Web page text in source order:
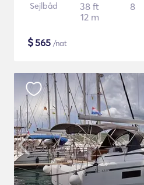
Sejlbåd
38 ft
12 m
8
$565 /nat